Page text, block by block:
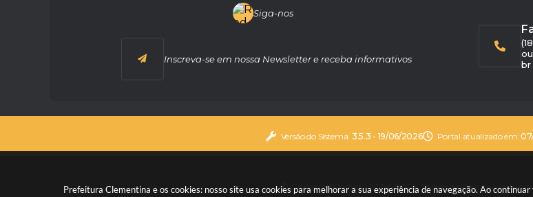
Prefeitura Clementina e os cookies: nosso site usa cookies para melhorar a sua experiência de navegação. Ao continuar
Siga-nos
Inscreva-se em nossa Newsletter e receba informativos
br
Versão do Sistema: 3.5.3 - 19/06/2026 Portal atualizado em:
© Copyright Instar - 2006-2026. Todos os direitos